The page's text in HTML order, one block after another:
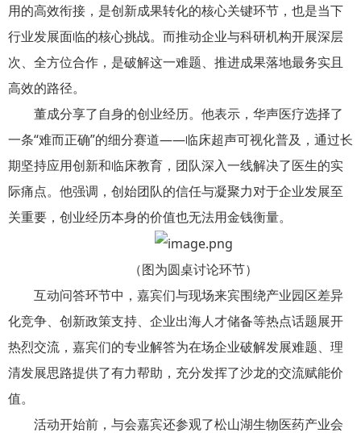
用的高效衔接，是创新成果转化的核心关键环节，也是当下
行业发展面临的核心挑战。而推动企业与科研机构开展深层
次、全方位合作，是破解这一难题、推进成果落地最务实且
高效的路径。
董成分享了自身的创业经历。他表示，华声医疗选择了
一条“难而正确”的细分赛道——临床超声可视化普及，通过长
期坚持应用创新和临床教育，团队深入一线解决了医生的实
际痛点。他强调，创始团队的信任与凝聚力对于企业发展至
关重要，创业经历本身的价值也无法用金钱衡量。
（图为圆桌讨论环节）
互动问答环节中，嘉宾们与现场来宾围绕产业园区差异
化竞争、创新政策支持、企业出海人才储备等热点话题展开
热烈交流，嘉宾们的专业解答为在场企业破解发展难题、理
清发展思路提供了有力帮助，充分发挥了沙龙的交流赋能价
值。
活动开始前，与会嘉宾还参观了松山湖生物医药产业会